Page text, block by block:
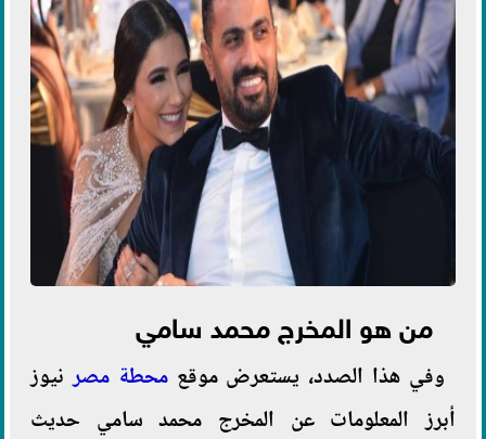
من هو المخرج محمد سامي
وفي هذا الصدد، يستعرض موقعمحطة مصرنيوز
أبرز المعلومات عن المخرج محمد سامي حديث